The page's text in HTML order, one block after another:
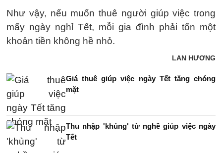
Như vậy, nếu muốn thuê người giúp việc trong
mấy ngày nghỉ Tết, mỗi gia đình phải tốn một
khoản tiền không hề nhỏ.
LAN HƯƠNG
Giá thuê giúp việc ngày Tết tăng chóng
mặt
Thu nhập 'khủng' từ nghề giúp việc ngày
Tết